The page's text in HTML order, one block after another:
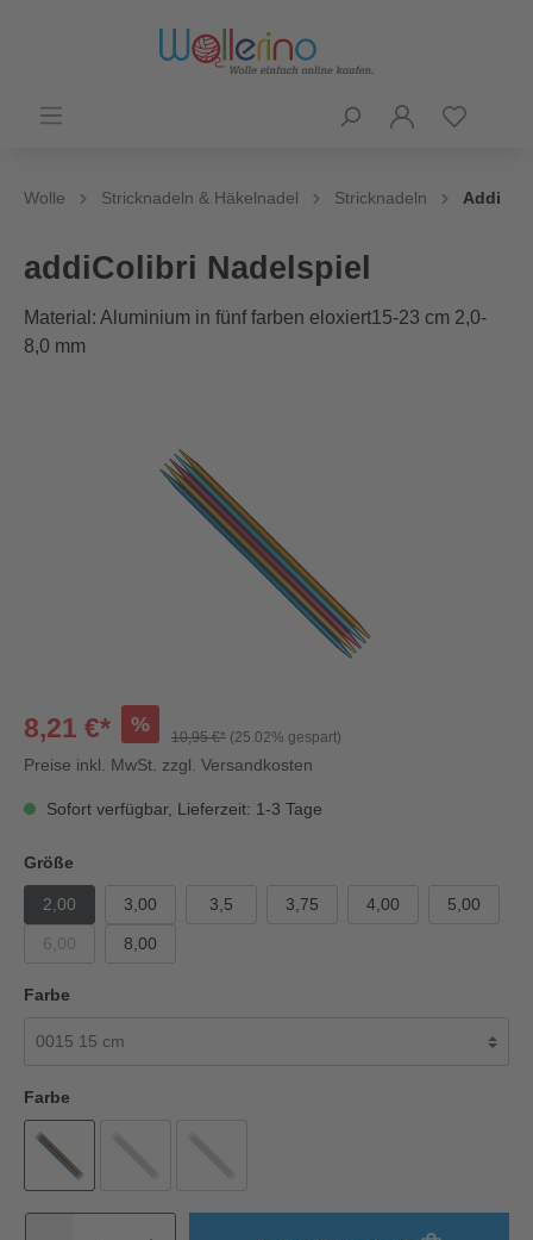
Wolle Stricknadeln & Häkelnadel Stricknadeln Addi
addiColibri Nadelspiel
Material: Aluminium in fünf farben eloxiert15-23 cm 2,0-
8,0 mm
8,21 €* %
10,95 €* (25.02% gespart)
Preise inkl. MwSt. zzgl. Versandkosten
Sofort verfügbar, Lieferzeit: 1-3 Tage
Größe
2,00 3,00 3,5 3,75 4,00 5,00
6,00 8,00
Farbe
Farbe